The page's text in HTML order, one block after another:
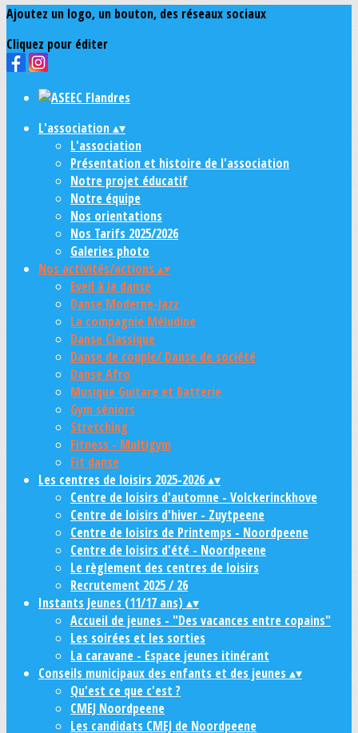
Ajoutez un logo, un bouton, des réseaux sociaux
Cliquez pour éditer
L'association▴▾
L'association
Présentation et histoire de l'association
Notre projet éducatif
Notre équipe
Nos orientations
Nos Tarifs 2025/2026
Galeries photo
Nos activités/actions ▴▾
Eveil à la danse
Danse Moderne-Jazz
La compagnie Méludine
Danse Classique
Danse de couple/ Danse de société
Danse Afro
Musique Guitare et Batterie
Gym séniors
Stretching
Fitness - Multigym
Fit danse
Les centres de loisirs 2025-2026▴▾
Centre de loisirs d'automne - Volckerinckhove
Centre de loisirs d'hiver - Zuytpeene
Centre de loisirs de Printemps - Noordpeene
Centre de loisirs d'été - Noordpeene
Le règlement des centres de loisirs
Recrutement 2025 / 26
Instants Jeunes (11/17 ans) ▴▾
Accueil de jeunes - "Des vacances entre copains"
Les soirées et les sorties
La caravane - Espace jeunes itinérant
Conseils municipaux des enfants et des jeunes ▴▾
Qu'est ce que c'est ?
CMEJ Noordpeene
Les candidats CMEJ de Noordpeene